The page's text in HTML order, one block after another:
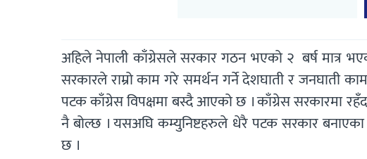
अहिले नेपाली काँग्रेसले सरकार गठन भएको २ बर्ष मात्र
सरकारले राम्रो काम गरे समर्थन गर्ने देशघाती र जनघाती
पटक काँग्रेस विपक्षमा बस्दै आएको छ । काँग्रेस सरकारमा
नै बोल्छ । यसअघि कम्युनिष्टहरुले धेरै पटक सरकार
छ ।